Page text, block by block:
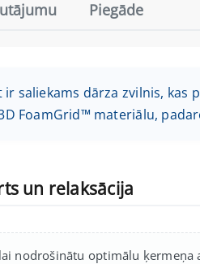
Piegāde
ir saliekams dārza zvilnis,
FoamGrid™ materiālu,
un relaksācija
nodrošinātu optimālu